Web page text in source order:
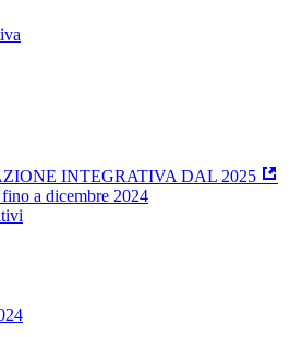
INTEGRATIVA DAL 2025
a dicembre 2024